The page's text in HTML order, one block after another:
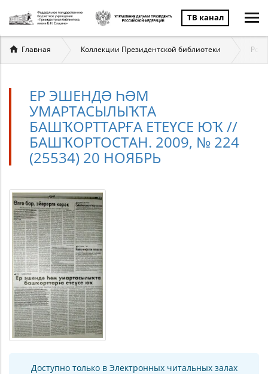
ТВ канал
Вы
здесь
Главная Коллекции Президентской библиотеки
ЕР ЭШЕНДӘ ҺӘМ
УМАРТАСЫЛЫҠТА
БАШҠОРТТАРҒА ЕТЕҮСЕ ЮҠ //
БАШҠОРТОСТАН. 2009, № 224
(25534) 20 НОЯБРЬ
Доступно только в Электронных читальных залах